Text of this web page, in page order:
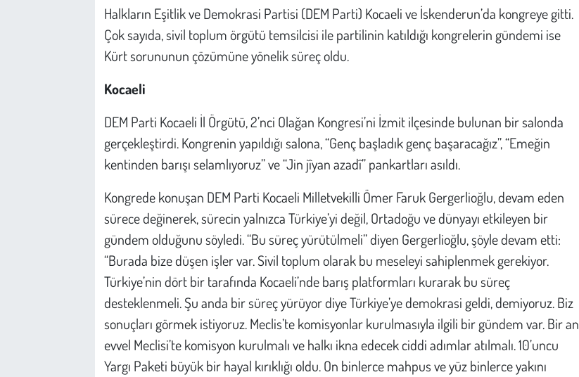
Halkların Eşitlik ve Demokrasi Partisi (DEM Parti) Kocaeli ve İskenderun’da kongreye gitti.
Çok sayıda, sivil toplum örgütü temsilcisi ile partilinin katıldığı kongrelerin gündemi ise
Kürt sorununun çözümüne yönelik süreç oldu.
Kocaeli
DEM Parti Kocaeli İl Örgütü, 2’nci Olağan Kongresi’ni İzmit ilçesinde bulunan bir salonda
gerçekleştirdi. Kongrenin yapıldığı salona, “Genç başladık genç başaracağız”, “Emeğin
kentinden barışı selamlıyoruz” ve “Jin jîyan azadî” pankartları asıldı.
Kongrede konuşan DEM Parti Kocaeli Milletvekilli Ömer Faruk Gergerlioğlu, devam eden
sürece değinerek, sürecin yalnızca Türkiye’yi değil, Ortadoğu ve dünyayı etkileyen bir
gündem olduğunu söyledi. “Bu süreç yürütülmeli” diyen Gergerlioğlu, şöyle devam etti:
“Burada bize düşen işler var. Sivil toplum olarak bu meseleyi sahiplenmek gerekiyor.
Türkiye’nin dört bir tarafında Kocaeli’nde barış platformları kurarak bu süreç
desteklenmeli. Şu anda bir süreç yürüyor diye Türkiye’ye demokrasi geldi, demiyoruz. Biz
sonuçları görmek istiyoruz. Meclis’te komisyonlar kurulmasıyla ilgili bir gündem var. Bir an
evvel Meclisi’te komisyon kurulmalı ve halkı ikna edecek ciddi adımlar atılmalı. 10’uncu
Yargı Paketi büyük bir hayal kırıklığı oldu. On binlerce mahpus ve yüz binlerce yakını